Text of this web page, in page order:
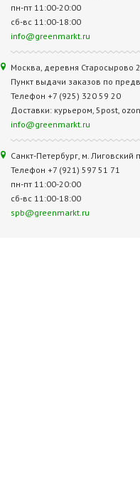
пн-пт 11:00-20:00
сб-вс 11:00-18:00
info@greenmarkt.ru
Москва, деревня
Пункт выдачи заказов по
Телефон +7 (925) 320 59 20
Доставки: курьером, 5post,
info@greenmarkt.ru
Санкт-Петербург, м. Лиговский
Телефон +7 (921) 597 51 71
пн-пт 11:00-20:00
сб-вс 11:00-18:00
spb@greenmarkt.ru